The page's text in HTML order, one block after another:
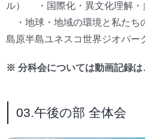
ル） ・国際化・異文化理解・
・地球・地域の環境と私たち
島原半島ユネスコ世界ジオパー
※ 分科会については動画記録は
03.午後の部 全体会